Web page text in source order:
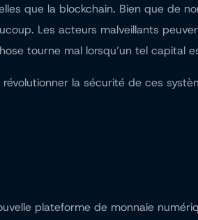
que la blockchain. Bien que de
Les acteurs malveillants
tourne mal lorsqu’un tel capital
la sécurité de ces
plateforme de monnaie